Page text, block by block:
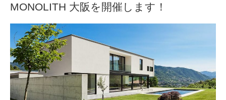
MONOLITH 大阪を開催します！